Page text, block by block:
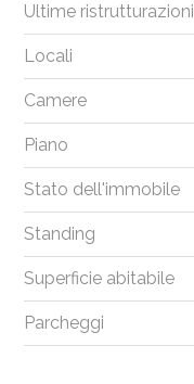
Ultime ristrutturazioni
Locali
Camere
Piano
Stato dell'immobile
Standing
Superficie abitabile
Parcheggi